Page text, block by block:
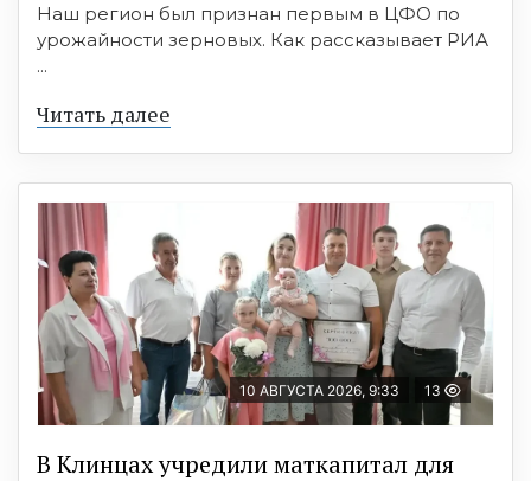
Наш регион был признан первым в ЦФО по
урожайности зерновых. Как рассказывает РИА
...
Читать далее
10 АВГУСТА 2026, 9:33 13
В Клинцах учредили маткапитал для